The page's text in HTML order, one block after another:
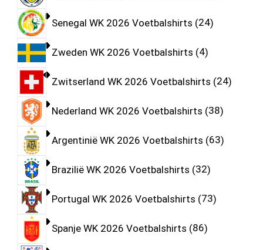
Senegal WK 2026 Voetbalshirts 24
Zweden WK 2026 Voetbalshirts 4
Zwitserland WK 2026 Voetbalshirts 24
Nederland WK 2026 Voetbalshirts 38
Argentinië WK 2026 Voetbalshirts 63
Brazilië WK 2026 Voetbalshirts 32
Portugal WK 2026 Voetbalshirts 73
Spanje WK 2026 Voetbalshirts 86